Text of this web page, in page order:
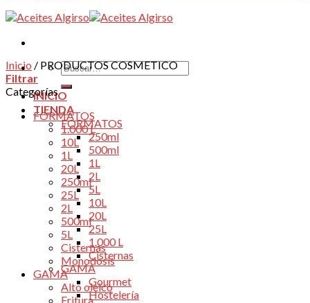
Buscar
por:
INICIO
TIENDA
FORMATOS
250ml
500ml
1L
2L
5L
10L
20L
25L
1.000 L
Cisternas
GAMA
Gourmet
Hostelería
Inicio / PRODUCTOS COSMETICO
Filtrar
Categorías
FORMATOS
1.000 L
10L
1L
20L
250ml
25L
2L
500ml
5L
Cisternas
Monodosis
GAMA
Alto oleico
Fritura